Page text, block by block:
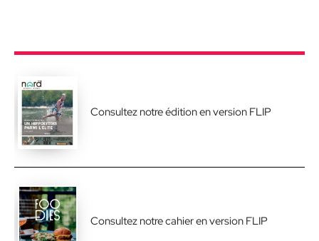
Consultez notre édition en version FLIP
Consultez notre cahier en version FLIP